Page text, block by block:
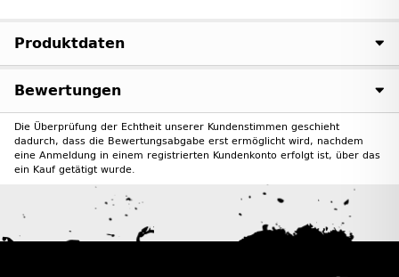
Produktdaten
Bewertungen
Die Überprüfung der Echtheit unserer Kundenstimmen geschieht
dadurch, dass die Bewertungsabgabe erst ermöglicht wird, nachdem
eine Anmeldung in einem registrierten Kundenkonto erfolgt ist, über das
ein Kauf getätigt wurde.